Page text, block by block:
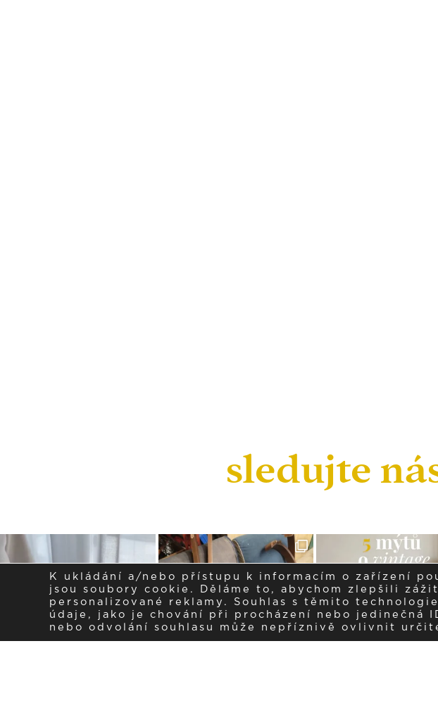
sledujte
K ukládání a/nebo přístupu k informacím o zařízení
jsou soubory cookie. Děláme to, abychom zlepšili
personalizované reklamy. Souhlas s těmito
údaje, jako je chování při procházení nebo jedinečná
nebo odvolání souhlasu může nepříznivě ovlivnit